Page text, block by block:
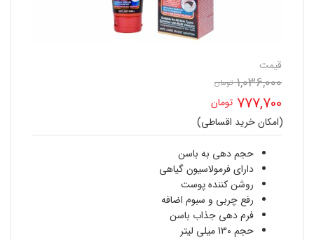
قیمت
1,036,000 تومان
اصلی
1,036,000 تومان
بود.
777,700 تومان
قیمت
فعلی
777,700 تومان
است.
(امکان خرید اقساطی)
حجم دهی به باسن
دارای فرمولاسیون گیاهی
روشن کننده پوست
رفع چربی و سبوم اضافه
فرم دهی جذاب باسن
حجم 130 میلی لیتر